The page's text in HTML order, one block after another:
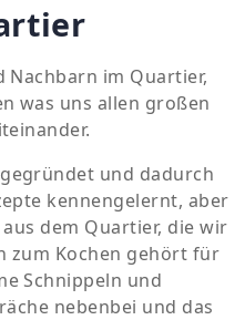
Nachbarn im Quartier,
was uns allen großen
gegründet und dadurch
kennengelernt, aber
dem Quartier, die wir
zum Kochen gehört für
Schnippeln und
nebenbei und das